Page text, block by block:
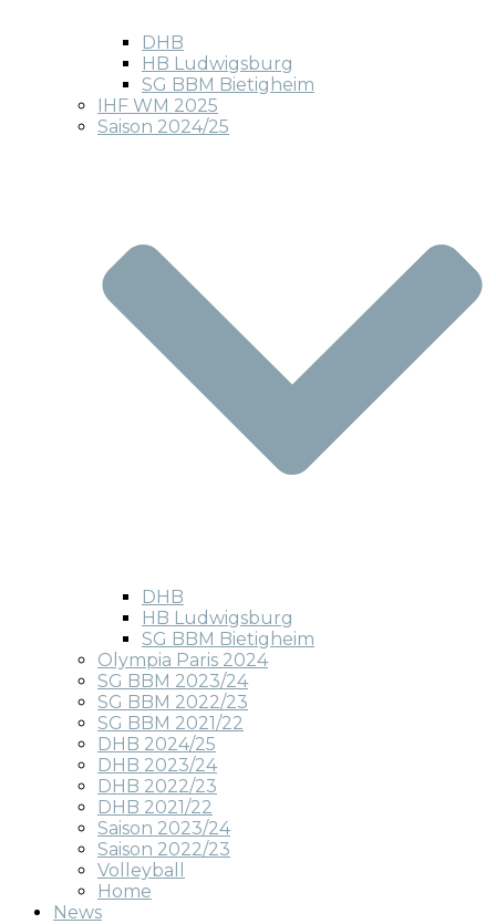
DHB
HB Ludwigsburg
SG BBM Bietigheim
IHF WM 2025
Saison 2024/25
DHB
HB Ludwigsburg
SG BBM Bietigheim
Olympia Paris 2024
SG BBM 2023/24
SG BBM 2022/23
SG BBM 2021/22
DHB 2024/25
DHB 2023/24
DHB 2022/23
DHB 2021/22
Saison 2023/24
Saison 2022/23
Volleyball
Home
News